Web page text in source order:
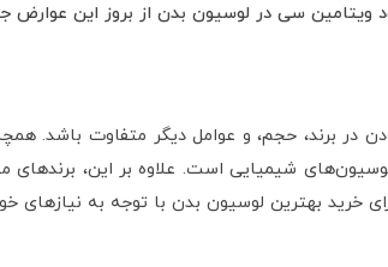
سی در لوسیون بدن از بروز این
برند، حجم، و عوامل دیگر متفاوت باشد.
شیمیایی است. علاوه بر این،
بهترین لوسیون بدن با توجه به نیازهای